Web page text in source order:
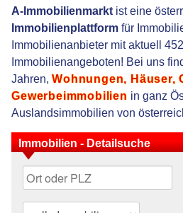
A-Immobilienmarkt ist eine
Immobilienplattform für
Immobilienanbieter mit aktuell
Immobilienangeboten! Bei uns
Jahren,Wohnungen, Häuser,
Gewerbeimmobilien in ganz
Auslandsimmobilien von
Immobilien - Detailsuche